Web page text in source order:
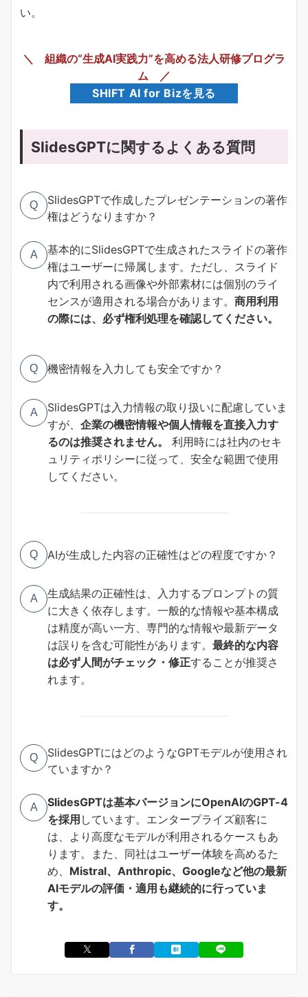
い。
＼ 組織の“生成AI実践力”を高める法人研修プログラ
ム ／
SHIFT AI for Bizを見る
SlidesGPTに関するよくある質問
Q
SlidesGPTで作成したプレゼンテーションの著作
権はどうなりますか？
A
基本的にSlidesGPTで生成されたスライドの著作
権はユーザーに帰属します。ただし、スライド
内で利用される画像や外部素材には個別のライ
センスが適用される場合があります。 商用利用
の際には、必ず権利処理を確認してください。
Q 機密情報を入力しても安全ですか？
A
SlidesGPTは入力情報の取り扱いに配慮していま
すが、 企業の機密情報や個人情報を直接入力す
るのは推奨されません。
利用時には社内のセキ
ュリティポリシーに従って、安全な範囲で使用
してください。
Q AIが生成した内容の正確性はどの程度ですか？
A
生成結果の正確性は、入力するプロンプトの質
に大きく依存します。一般的な情報や基本構成
は精度が高い一方、専門的な情報や最新データ
は誤りを含む可能性があります。 最終的な内容
は必ず人間がチェック・修正することが推奨さ
れます。
Q
SlidesGPTにはどのようなGPTモデルが使用され
ていますか？
A
SlidesGPTは基本バージョンにOpenAIのGPT-4
を採用 しています。エンタープライズ顧客に
は、より高度なモデルが利用されるケースもあ
ります。また、同社はユーザー体験を高めるた
め、 Mistral、Anthropic、Googleなど他の最新
AIモデルの評価・適用も継続的に行っていま
す。